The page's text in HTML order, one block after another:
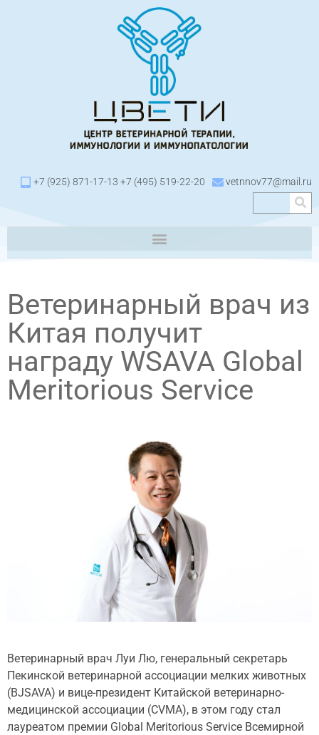
+7 (925) 871-17-13 +7 (495) 519-22-20 vetnnov77@mail.ru
Ветеринарный врач из
Китая получит
награду WSAVA Global
Meritorious Service
Ветеринарный врач Луи Лю, генеральный секретарь
Пекинской ветеринарной ассоциации мелких животных
(BJSAVA) и вице-президент Китайской ветеринарно-
медицинской ассоциации (CVMA), в этом году стал
лауреатом премии Global Meritorious Service Всемирной